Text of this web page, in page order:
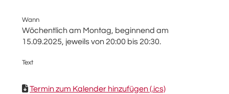
Wann
Wöchentlich am Montag, beginnend am
15.09.2025, jeweils von 20:00 bis 20:30.
Text
Termin zum Kalender hinzufügen (.ics)